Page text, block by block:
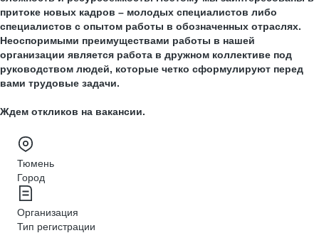
притоке новых кадров – молодых специалистов либо
специалистов с опытом работы в обозначенных отраслях.
Неоспоримыми преимуществами работы в нашей
организации является работа в дружном коллективе под
руководством людей, которые четко сформулируют перед
вами трудовые задачи.
Ждем откликов на вакансии.
Тюмень
Город
Организация
Тип регистрации